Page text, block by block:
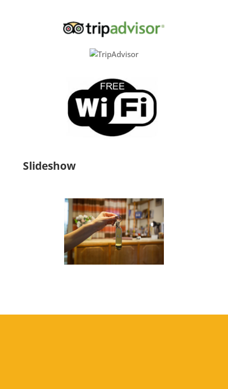
Slideshow